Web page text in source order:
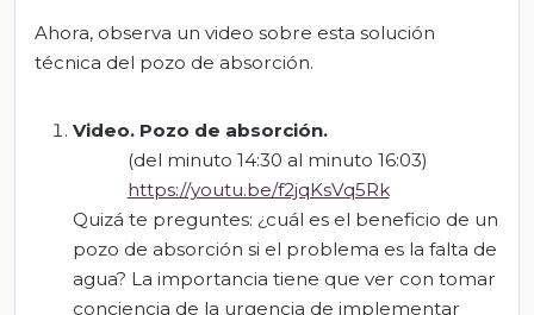
Ahora, observa un video sobre esta solución
técnica del pozo de absorción.
Video. Pozo de absorción.
(del minuto 14:30 al minuto 16:03)
https://youtu.be/f2jqKsVq5Rk
Quizá te preguntes: ¿cuál es el beneficio de un
pozo de absorción si el problema es la falta de
agua? La importancia tiene que ver con tomar
conciencia de la urgencia de implementar